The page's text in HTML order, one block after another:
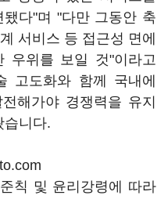
다"며 "다만 그동안 축
서비스 등 접근성 면에
우위를 보일 것"이라고
고도화와 함께 국내에
해가야 경쟁력을 유지
습니다.
칙 및 윤리강령에 따라